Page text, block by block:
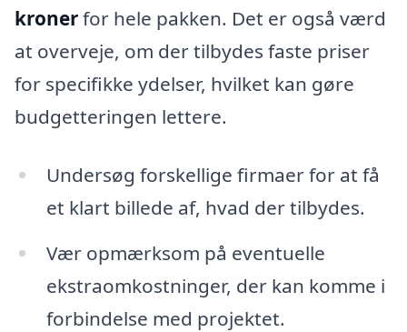
kronerfor hele pakken. Det er også værd
at overveje, om der tilbydes faste priser
for specifikke ydelser, hvilket kan gøre
budgetteringen lettere.
Undersøg forskellige firmaer for at få
et klart billede af, hvad der tilbydes.
Vær opmærksom på eventuelle
ekstraomkostninger, der kan komme i
forbindelse med projektet.